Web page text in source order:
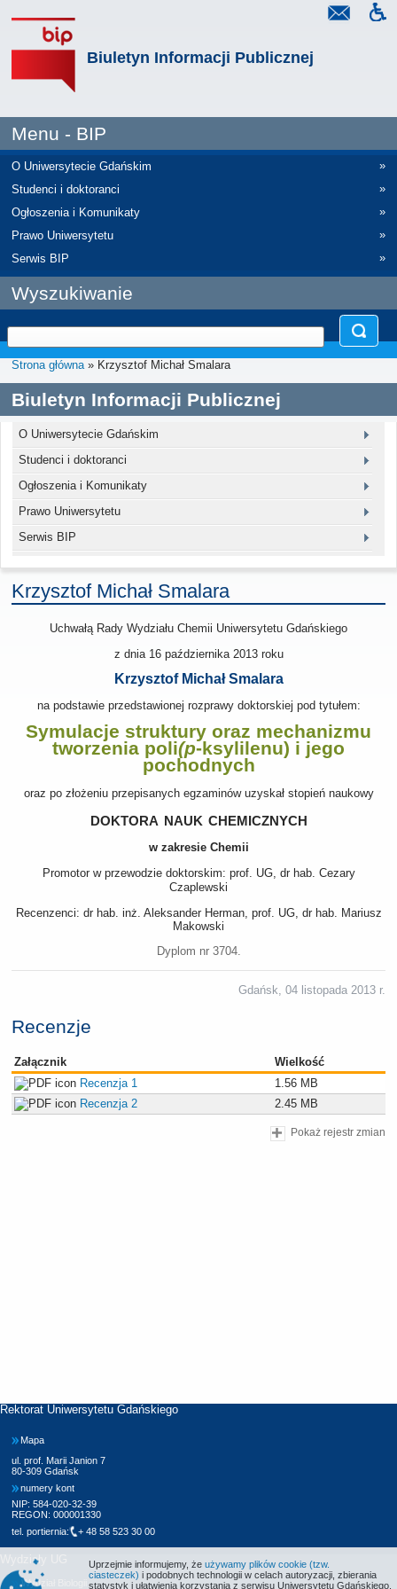
Biuletyn Informacji Publicznej
Menu - BIP
O Uniwersytecie Gdańskim
»
Studenci i doktoranci
»
Ogłoszenia i Komunikaty
»
Prawo Uniwersytetu
»
Serwis BIP
»
Wyszukiwanie
Strona główna» Krzysztof Michał Smalara
Biuletyn Informacji Publicznej
O Uniwersytecie Gdańskim
Studenci i doktoranci
Ogłoszenia i Komunikaty
Prawo Uniwersytetu
Serwis BIP
Krzysztof Michał Smalara
Uchwałą Rady Wydziału Chemii Uniwersytetu Gdańskiego
z dnia 16 października 2013roku
Krzysztof Michał Smalara
na podstawie przedstawionej rozprawy doktorskiej pod tytułem:
Symulacje struktury oraz mechanizmu
tworzenia poli(p-ksylilenu) i jego
pochodnych
oraz po złożeniu przepisanych egzaminów uzyskał stopień naukowy
doktora nauk chemicznych
w zakresie Chemii
Promotor w przewodzie doktorskim: prof. UG, dr hab. Cezary
Czaplewski
Recenzenci: dr hab. inż. Aleksander Herman, prof. UG, dr hab. Mariusz
Makowski
Dyplom nr 3704.
Gdańsk, 04 listopada 2013 r.
Recenzje
Załącznik
Wielkość
Recenzja 1
1.56 MB
Recenzja 2
2.45 MB
Pokaż rejestr zmian
Rektorat Uniwersytetu Gdańskiego
Mapa
ul. prof. Marii Janion 7
80-309 Gdańsk
numery kont
NIP: 584-020-32-39
REGON: 000001330
tel. portiernia:
+ 48 58 523 30 00
Wydziały UG
Wydział Biologii
Uprzejmie informujemy, że używamy plików cookie (tzw.
ciasteczek) i podobnych technologii w celach autoryzacji, zbierania
statystyk i ułatwienia korzystania z serwisu Uniwersytetu Gdańskiego.